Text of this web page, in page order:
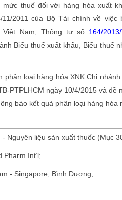
thuế đối với hàng hóa xuất
2011 của Bộ Tài chính về việc
Nam; Thông tư số 164/
Biểu thuế xuất khẩu, Biểu thuế
loại hàng hóa XNK Chi nhánh
PTPLHCM ngày 10/4/2015 và đề
báo kết quả phân loại hàng hóa
Nguyên liệu sản xuất thuốc (Mục
Int’l;
- Singapore, Bình Dương;